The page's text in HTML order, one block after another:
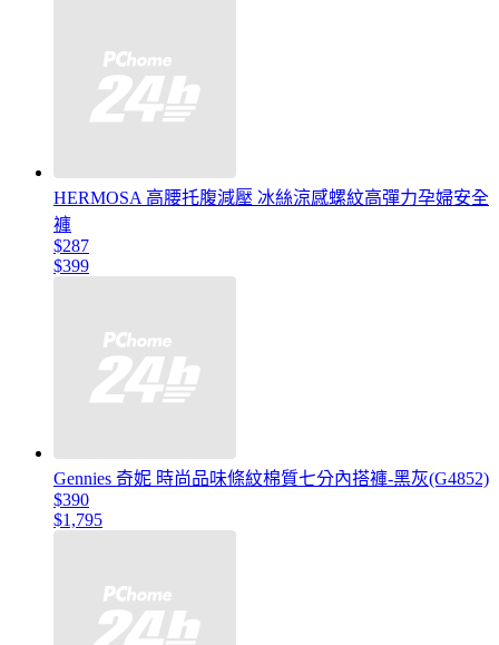
HERMOSA 高腰托腹減壓 冰絲涼感螺紋高彈力孕婦安全
褲
$287
$399
Gennies 奇妮 時尚品味條紋棉質七分內搭褲-黑灰(G4852)
$390
$1,795